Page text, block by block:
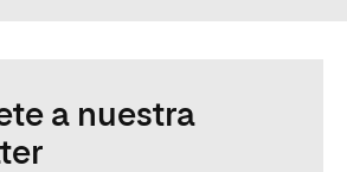
a nuestra